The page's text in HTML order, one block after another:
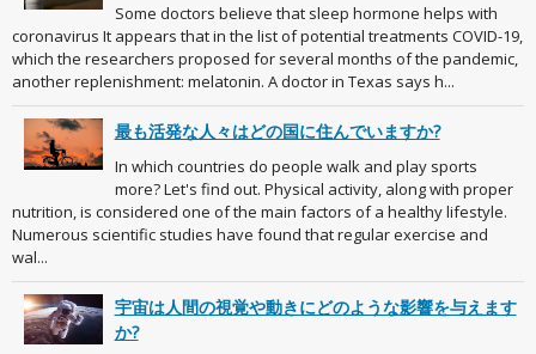
Some doctors believe that sleep hormone helps with
coronavirus It appears that in the list of potential treatments COVID-19,
which the researchers proposed for several months of the pandemic,
another replenishment: melatonin. A doctor in Texas says h...
最も活発な人々はどの国に住んでいますか?
In which countries do people walk and play sports
more? Let's find out. Physical activity, along with proper
nutrition, is considered one of the main factors of a healthy lifestyle.
Numerous scientific studies have found that regular exercise and
wal...
宇宙は人間の視覚や動きにどのような影響を与えます
か?